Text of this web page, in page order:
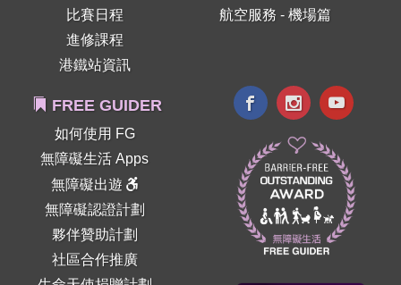
比賽日程
進修課程
港鐵站資訊
航空服務 - 機場篇
FREE GUIDER
如何使用 FG
無障礙生活 Apps
無障礙出遊
無障礙認證計劃
夥伴贊助計劃
社區合作推廣